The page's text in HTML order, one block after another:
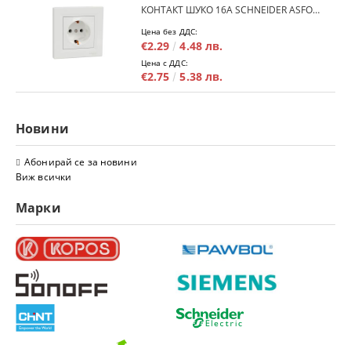
КОНТАКТ ШУКО 16A SCHNEIDER ASFORA EPH2900121 - БЯЛ
Цена без ДДС:
€2.29 4.48 лв.
Цена с ДДС:
€2.75 5.38 лв.
Новини
Абонирай се за новини
Виж всички
Марки